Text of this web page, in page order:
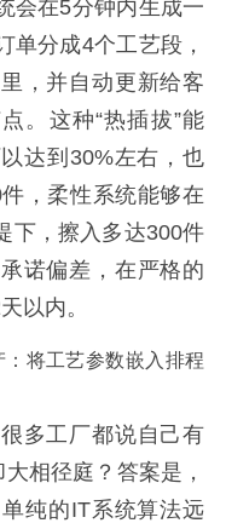
会在5分钟内生成一
单分成4个工艺段，
，并自动更新给客
。这种“热插拔”能
达到30%左右，也
，柔性系统能够在
下，擦入多达300件
诺偏差，在严格的
以内。
将工艺参数嵌入排程
多工厂都说自己有
相径庭？答案是，
纯的IT系统算法远